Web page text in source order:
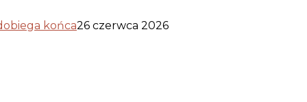
końca26 czerwca 2026